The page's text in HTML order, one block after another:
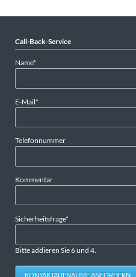
Call-Back-Service
Pflichtfeld
Name*
Pflichtfeld
E-Mail*
Telefonnummer
Kommentar
Pflichtfeld
Sicherheitsfrage*
Bitte addieren Sie 6 und 4.
KONTAKTAUFNAHME ANFORDERN